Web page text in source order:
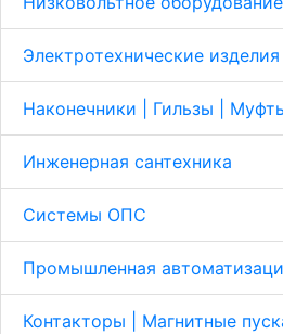
Электротехнические изделия
Наконечники | Гильзы |
Инженерная сантехника
Системы ОПС
Промышленная
Контакторы | Магнитные